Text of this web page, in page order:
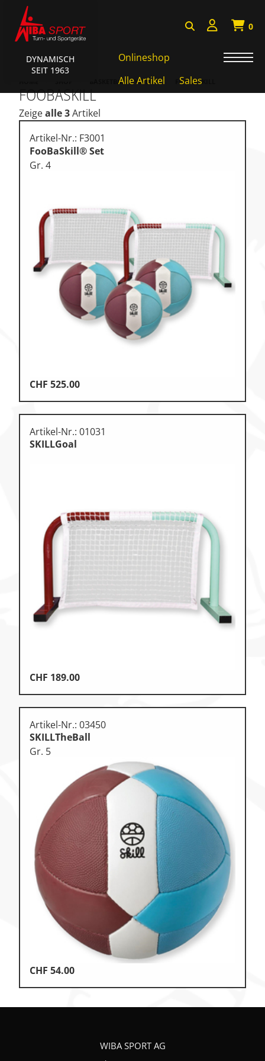
DYNAMISCH
SEIT 1963
0
Onlineshop
Alle Artikel
Sales
AKTIONEN • WIBA SPORT
Basketball Systeme
Fussball • Handballtore
Hockey • Tchouk • Funball
Kampfsport
Klettern & Bouldern
Leichtathletik
Objekteinrichtungen
Therapiebedarf
Wassersport
Zu den Ersatzteilen
Zu den Print Medien
BASKETBALL SYSTEME FOOBASKILL
FOOBASKILL
Zeigealle 3Artikel
Artikel-Nr.: F3001
FooBaSkill® Set
Gr. 4
CHF 525.00
Artikel-Nr.: 01031
SKILLGoal
CHF 189.00
Artikel-Nr.: 03450
SKILLTheBall
Gr. 5
CHF 54.00
WIBA SPORT AG